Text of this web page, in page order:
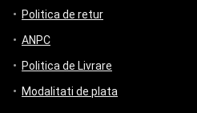
Politica de retur
ANPC
Politica de Livrare
Modalitati de plata